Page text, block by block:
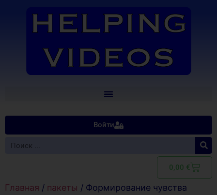
Войти
0,00 €
Главная / пакеты / Формирование чувства